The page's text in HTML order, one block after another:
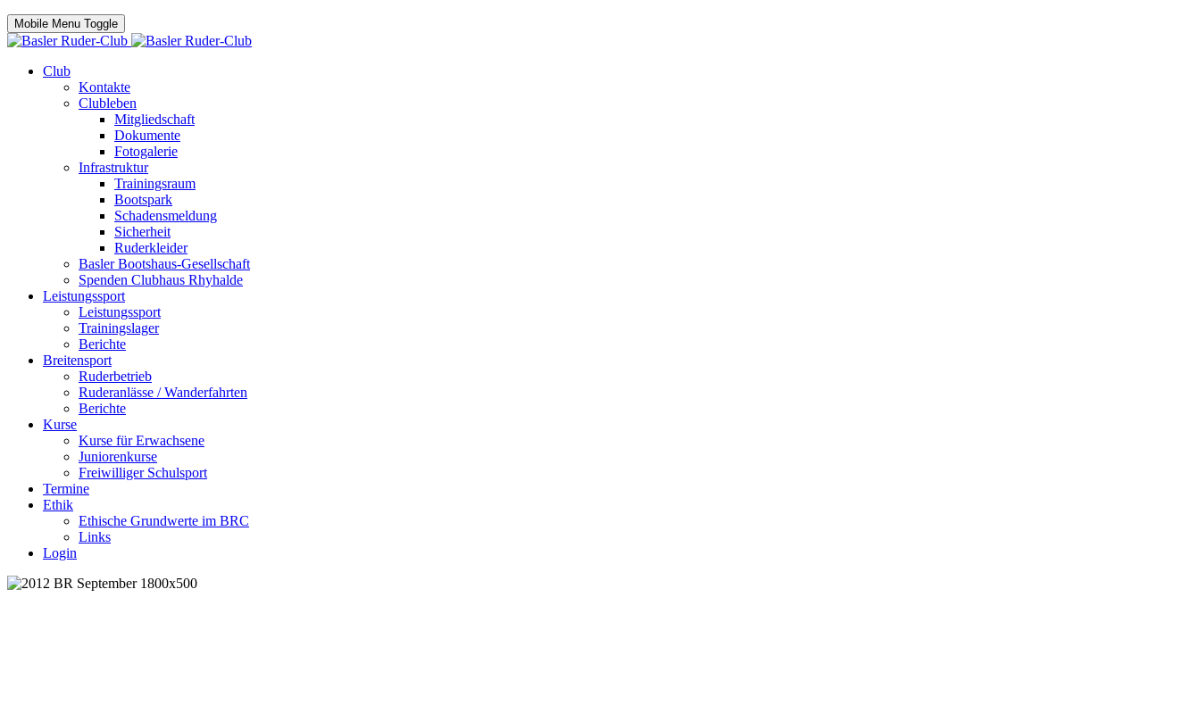
Mobile Menu Toggle
Club
Kontakte
Clubleben
Mitgliedschaft
Dokumente
Fotogalerie
Infrastruktur
Trainingsraum
Bootspark
Schadensmeldung
Sicherheit
Ruderkleider
Basler Bootshaus-Gesellschaft
Spenden Clubhaus Rhyhalde
Leistungssport
Leistungssport
Trainingslager
Berichte
Breitensport
Ruderbetrieb
Ruderanlässe / Wanderfahrten
Berichte
Kurse
Kurse für Erwachsene
Juniorenkurse
Freiwilliger Schulsport
Termine
Ethik
Ethische Grundwerte im BRC
Links
Login